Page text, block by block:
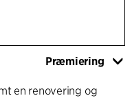
Præmiering
en renovering og